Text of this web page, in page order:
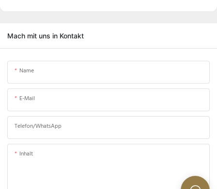
Mach mit uns in Kontakt
Name
E-Mail
Telefon/WhatsApp
Inhalt